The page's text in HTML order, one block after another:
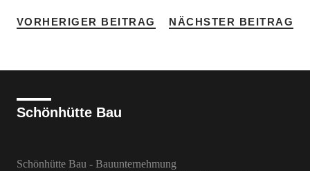
VORHERIGER BEITRAG NÄCHSTER BEITRAG
Schönhütte Bau
Schönhütte Bau - Bauunternehmung